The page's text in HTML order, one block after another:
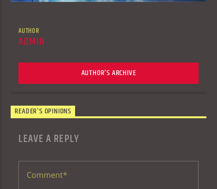
AUTHOR
ADMIN
AUTHOR'S ARCHIVE
READER'S OPINIONS
LEAVE A REPLY